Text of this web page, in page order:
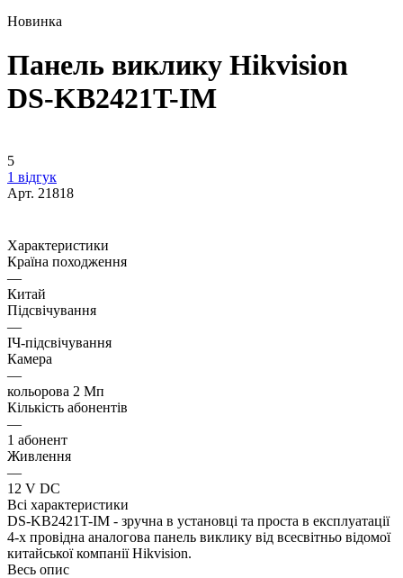
Новинка
Панель виклику Hikvision
DS-KB2421T-IM
5
1 відгук
Арт. 21818
Характеристики
Країна походження
—
Китай
Підсвічування
—
ІЧ-підсвічування
Камера
—
кольорова 2 Мп
Кількість абонентів
—
1 абонент
Живлення
—
12 V DC
Всі характеристики
DS-KB2421T-IM - зручна в установці та проста в експлуатації
4-х провідна аналогова панель виклику від всесвітньо відомої
китайської компанії Hikvision.
Весь опис